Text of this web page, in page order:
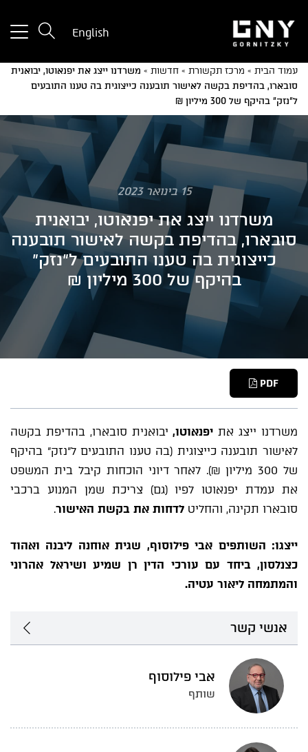
for
a
English
עמוד הבית » מרכז תקשורת » חדשות » משרדנו ייצג את יפנאוטו, יבואנית
סובארו, בהדיפת בקשה לאישור תובענה כייצוגית בה טענו התובעים
ל"נזק" בהיקף של 300 מיליון ₪
15 בינואר 2023
משרדנו ייצג את יפנאוטו, יבואנית
סובארו, בהדיפת בקשה לאישור תובענה
כייצוגית בה טענו התובעים ל"נזק"
בהיקף של 300 מיליון ₪
PDF
משרדנו ייצג את יפנאוטו, יבואנית סובארו, בהדיפת בקשה
לאישור תובענה כייצוגית (בה טענו התובעים ל"נזק" בהיקף
של 300 מיליון ₪). לאחר דיוני הוכחות קיבל בית המשפט
את עמדת יפנאוטו לפיו (גם) צריכת שמן המנוע ברכבי
סובארו תקינה, והחליט לדחות את בקשת האישור.
ייצגו: השותפים אבי פילוסוף, שגית אוחנה ליבנה ואהוד
כצנלסון, ביחד עם עורכי הדין רן שמיע ושיראל אהרוני
והמתמחה ליאור עטיה.
אנשי קשר
אבי פילוסוף
שותף